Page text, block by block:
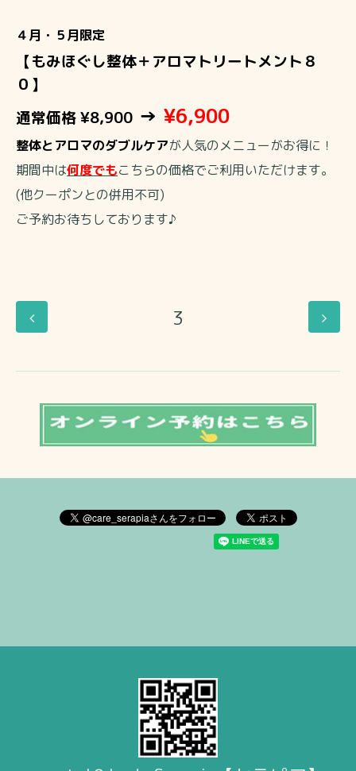
４月・５月限定
【もみほぐし整体＋アロマトリートメント８
０】
通常価格¥8,900 → ¥6,900
整体とアロマのダブルケアが人気のメニューがお得に！
期間中は何度でもこちらの価格でご利用いただけます。
(他クーポンとの併用不可)
ご予約お待ちしております♪
3